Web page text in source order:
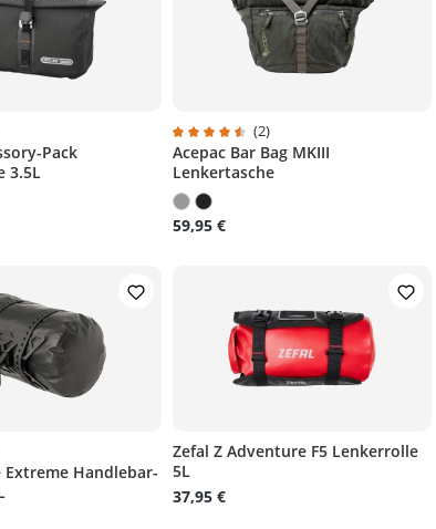
Bewertung von 4.7 von 5 Sternen
Pack
3.5L
Durchschnittliche Bewertung von
(2)
Acepac Bar Bag MKIII
Lenkertasche
59,95 €
Bewertung von 4 von 5 Sternen
Extreme Handlebar-
Zefal Z Adventure F5 Lenkerrolle
5L
37,95 €